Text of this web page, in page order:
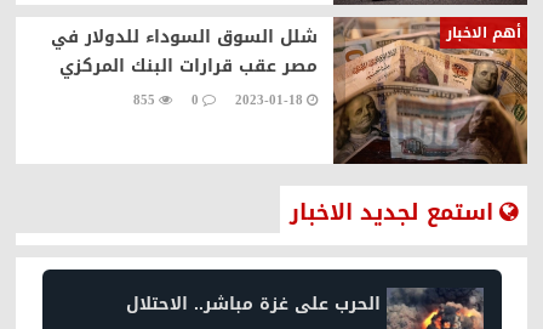
أهم الاخبار
شلل السوق السوداء للدولار في
مصر عقب قرارات البنك المركزي
2023-01-18
0
855
استمع لجديد الاخبار
الحرب على غزة مباشر.. الاحتلال